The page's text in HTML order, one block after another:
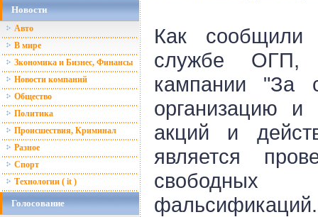
Новости
Авто
В мире
Зкономика и Бизнес, Финансы
Новости компаний
Общество
Политика
Происшествия, Криминал
Разное
Спорт
Технологии ( it )
Голосование
Как
службе ОГП,
кампании "За
организацию и
акций и
является
фальсификаций.